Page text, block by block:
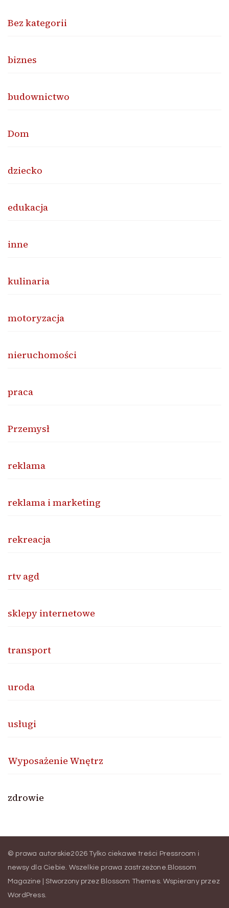
Bez kategorii
biznes
budownictwo
Dom
dziecko
edukacja
inne
kulinaria
motoryzacja
nieruchomości
praca
Przemysł
reklama
reklama i marketing
rekreacja
rtv agd
sklepy internetowe
transport
uroda
usługi
Wyposażenie Wnętrz
zdrowie
© prawa autorskie2026Tylko ciekawe treści Pressroom i
newsy dla Ciebie. Wszelkie prawa zastrzeżone. Blossom
Magazine | Stworzony przez Blossom Themes. Wspierany przez
WordPress.